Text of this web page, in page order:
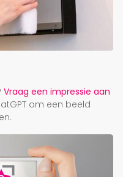
Vraag een impressie aan
om een beeld